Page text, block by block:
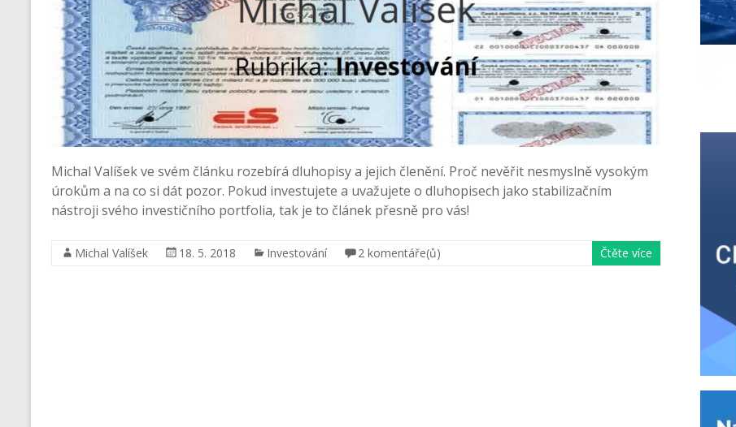
Michal Valíšek ve svém článku rozebírá dluhopisy a jejich členění. Proč nevěřit nesmyslně vysokým
úrokům a na co si dát pozor. Pokud investujete a uvažujete o dluhopisech jako stabilizačním
nástroji svého investičního portfolia, tak je to článek přesně pro vás!
Michal Valíšek 18. 5. 2018 Investování 2 komentáře(ů) Čtěte více